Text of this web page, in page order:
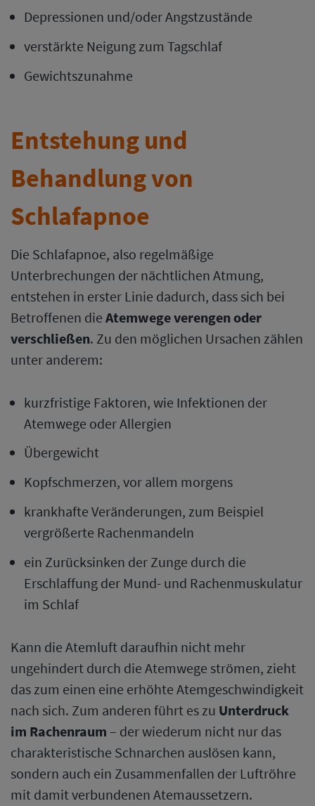
Depressionen und/oder Angstzustände
verstärkte Neigung zum Tagschlaf
Gewichtszunahme
Entstehung und
Behandlung von
Schlafapnoe
Die Schlafapnoe, also regelmäßige
Unterbrechungen der nächtlichen Atmung,
entstehen in erster Linie dadurch, dass sich bei
Betroffenen die Atemwege verengen oder
verschließen. Zu den möglichen Ursachen zählen
unter anderem:
kurzfristige Faktoren, wie Infektionen der
Atemwege oder Allergien
Übergewicht
Kopfschmerzen, vor allem morgens
krankhafte Veränderungen, zum Beispiel
vergrößerte Rachenmandeln
ein Zurücksinken der Zunge durch die
Erschlaffung der Mund- und Rachenmuskulatur
im Schlaf
Kann die Atemluft daraufhin nicht mehr
ungehindert durch die Atemwege strömen, zieht
das zum einen eine erhöhte Atemgeschwindigkeit
nach sich. Zum anderen führt es zu Unterdruck
im Rachenraum – der wiederum nicht nur das
charakteristische Schnarchen auslösen kann,
sondern auch ein Zusammenfallen der Luftröhre
mit damit verbundenen Atemaussetzern.